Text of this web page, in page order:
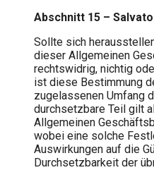
Abschnitt 15 –
Sollte sich
dieser Allgemeinen
rechtswidrig, nichtig
ist diese Bestimmung
zugelassenen Umfang
durchsetzbare Teil gilt
Allgemeinen
wobei eine solche
Auswirkungen auf die
Durchsetzbarkeit der